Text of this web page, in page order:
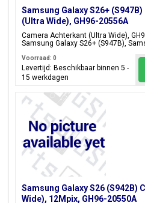
Samsung Galaxy S26+
(Ultra Wide), GH96-20556A
Camera Achterkant (Ultra Wide),
Samsung Galaxy S26+ (S947B),
Voorraad: 0
Levertijd: Beschikbaar binnen 5 -
15 werkdagen
Samsung Galaxy S26 (S942B)
Wide), 12Mpix, GH96-20550A